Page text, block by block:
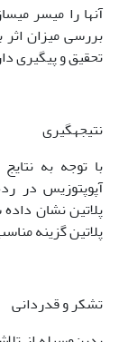
آن‫ها را میسر
بررسی میزان اثر
تحقیق و پیگیری
نتیجه‫گیری
با توجه به
آپوپتوزیس در
پلاتین نشان
پلاتین گزینه
تشکر و قدردانی